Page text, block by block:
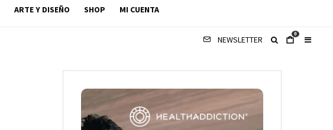
ARTE Y DISEÑO SHOP MI CUENTA
NEWSLETTER
0